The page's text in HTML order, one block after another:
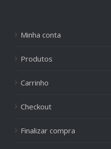
Minha conta
Produtos
Carrinho
Checkout
Finalizar compra